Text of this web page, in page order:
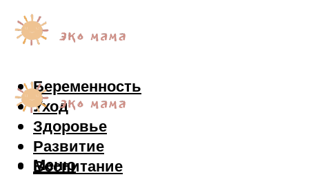
Беременность
Уход
Здоровье
Развитие
Воспитание
Меню